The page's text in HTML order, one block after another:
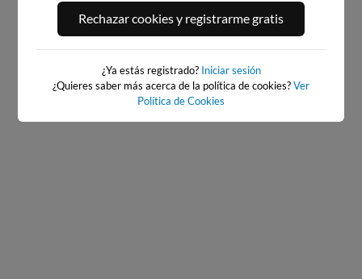
168km · Andratx
0.0 m CHOPI
Rechazar cookies y registrarme gratis
¿Ya estás registrado? Iniciar sesión
¿Quieres saber más acerca de la política de cookies?Ver
Política de Cookies